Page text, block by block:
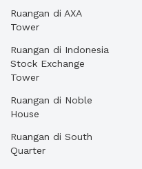
Ruangan di AXA
Tower
Ruangan di Indonesia
Stock Exchange
Tower
Ruangan di Noble
House
Ruangan di South
Quarter